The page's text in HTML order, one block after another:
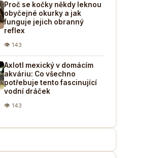
Proč se kočky někdy leknou
obyčejné okurky a jak
funguje jejich obranný
reflex
👁 143
Axlotl mexický v domácím
akváriu: Co všechno
potřebuje tento fascinující
vodní dráček
👁 143